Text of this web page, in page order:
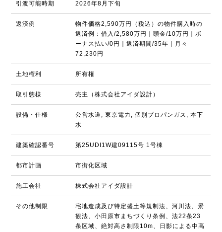
引渡可能時期 2026年8月下旬
返済例
物件価格2,590万円（税込）の物件購入時の
返済例：借入/2,580万円｜頭金/10万円｜ボ
ーナス払い/0円｜返済期間/35年｜月々
72,230円
土地権利 所有権
取引態様 売主（株式会社アイダ設計）
設備・仕様
公営水道, 東京電力, 個別プロパンガス, 本下
水
建築確認番号 第25UDI1W建09115号 1号棟
都市計画 市街化区域
施工会社 株式会社アイダ設計
その他制限
宅地造成及び特定盛土等規制法、河川法、景
観法、小田原市まちづくり条例、法22条23
条区域、絶対高さ制限10m、日影による中高